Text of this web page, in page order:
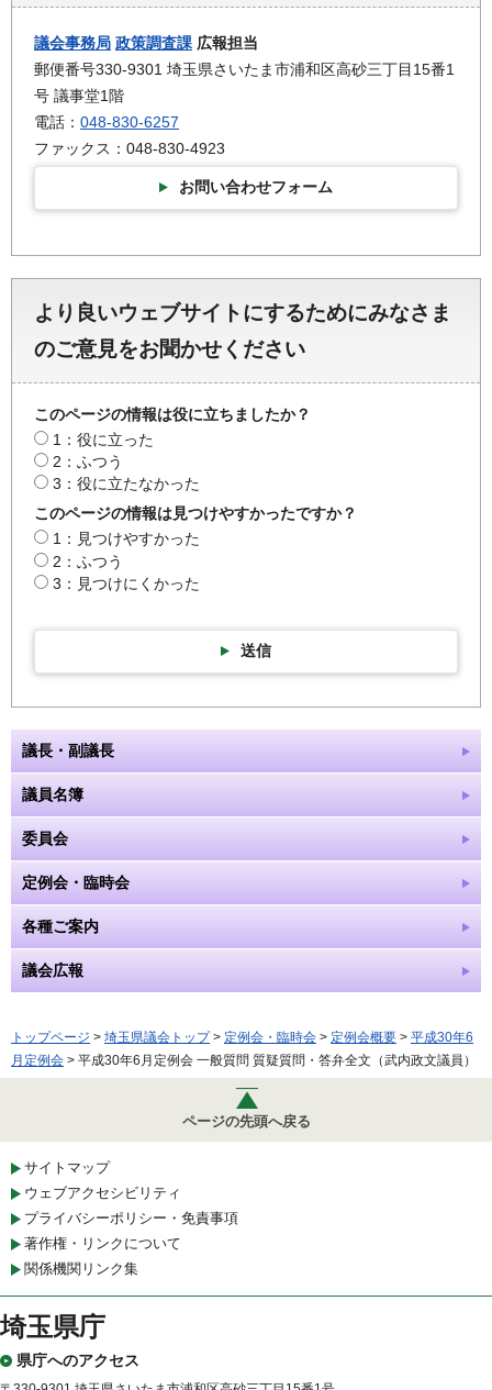
議会事務局 政策調査課 広報担当
郵便番号330-9301 埼玉県さいたま市浦和区高砂三丁目15番1
号 議事堂1階
電話： 048-830-6257
ファックス：048-830-4923
お問い合わせフォーム
より良いウェブサイトにするためにみなさま
のご意見をお聞かせください
このページの情報は役に立ちましたか？
1：役に立った
2：ふつう
3：役に立たなかった
このページの情報は見つけやすかったですか？
1：見つけやすかった
2：ふつう
3：見つけにくかった
送信
議長・副議長
議員名簿
委員会
定例会・臨時会
各種ご案内
議会広報
トップページ > 埼玉県議会トップ> 定例会・臨時会 > 定例会概要 > 平成30年6
月定例会 > 平成30年6月定例会 一般質問 質疑質問・答弁全文（武内政文議員）
ページの先頭へ戻る
サイトマップ
ウェブアクセシビリティ
プライバシーポリシー・免責事項
著作権・リンクについて
関係機関リンク集
埼玉県庁
県庁へのアクセス